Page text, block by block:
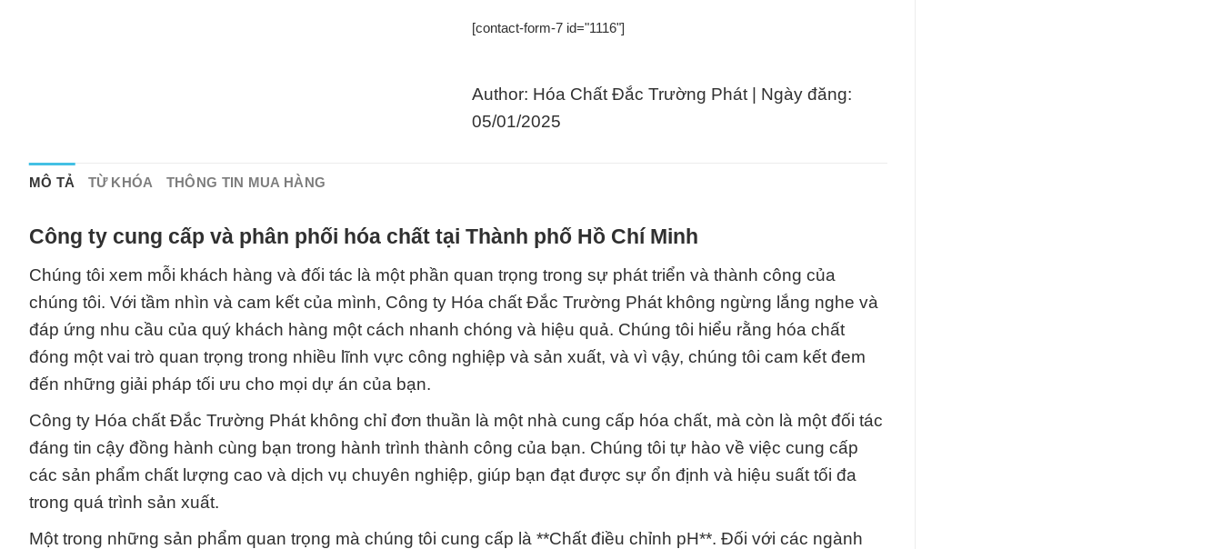
[contact-form-7 id="1116"]
Author: Hóa Chất Đắc Trường Phát | Ngày đăng:
05/01/2025
MÔ TẢ TỪ KHÓA THÔNG TIN MUA HÀNG
Công ty cung cấp và phân phối hóa chất tại Thành phố Hồ Chí Minh
Chúng tôi xem mỗi khách hàng và đối tác là một phần quan trọng trong sự phát triển và thành công của
chúng tôi. Với tầm nhìn và cam kết của mình, Công ty Hóa chất Đắc Trường Phát không ngừng lắng nghe và
đáp ứng nhu cầu của quý khách hàng một cách nhanh chóng và hiệu quả. Chúng tôi hiểu rằng hóa chất
đóng một vai trò quan trọng trong nhiều lĩnh vực công nghiệp và sản xuất, và vì vậy, chúng tôi cam kết đem
đến những giải pháp tối ưu cho mọi dự án của bạn.
Công ty Hóa chất Đắc Trường Phát không chỉ đơn thuần là một nhà cung cấp hóa chất, mà còn là một đối tác
đáng tin cậy đồng hành cùng bạn trong hành trình thành công của bạn. Chúng tôi tự hào về việc cung cấp
các sản phẩm chất lượng cao và dịch vụ chuyên nghiệp, giúp bạn đạt được sự ổn định và hiệu suất tối đa
trong quá trình sản xuất.
Một trong những sản phẩm quan trọng mà chúng tôi cung cấp là **Chất điều chỉnh pH**. Đối với các ngành